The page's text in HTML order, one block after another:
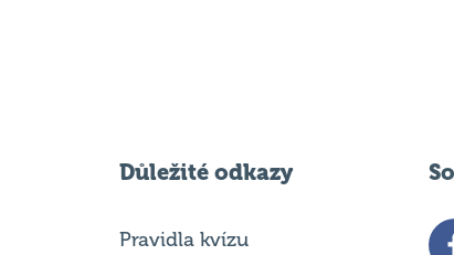
Pravidla kvízu
Chci kvíz ve svém podniku